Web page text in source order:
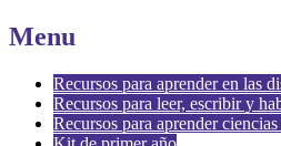
Menu
Recursos para aprender en las
Recursos para leer, escribir y
Recursos para aprender